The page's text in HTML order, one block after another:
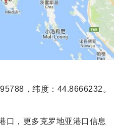
，纬度：44.8666232。
口，更多克罗地亚港口信息